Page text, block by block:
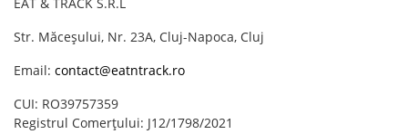
Str. Măceșului, Nr. 23A, Cluj-Napoca, Cluj
Email: contact@eatntrack.ro
CUI: RO39757359
Registrul Comerțului: J12/1798/2021